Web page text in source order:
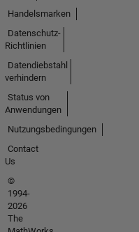
Handelsmarken
Datenschutz-
Richtlinien
Datendiebstahl
verhindern
Status von
Anwendungen
Nutzungsbedingungen
Contact
Us
©
1994-
2026
The